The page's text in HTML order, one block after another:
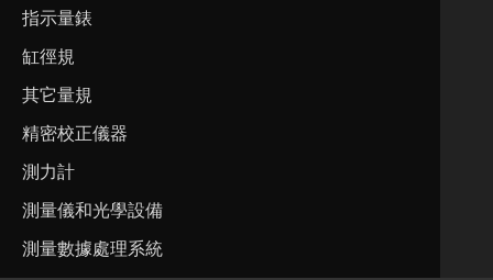
指示量錶
缸徑規
其它量規
精密校正儀器
測力計
測量儀和光學設備
測量數據處理系統